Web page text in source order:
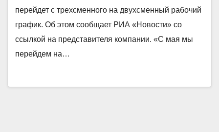
перейдет с трехсменного на двухсменный рабочий
график. Об этом сообщает РИА «Новости» со
ссылкой на представителя компании. «С мая мы
перейдем на…